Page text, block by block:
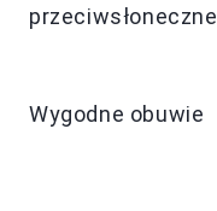
przeciwsłoneczne
Wygodne obuwie